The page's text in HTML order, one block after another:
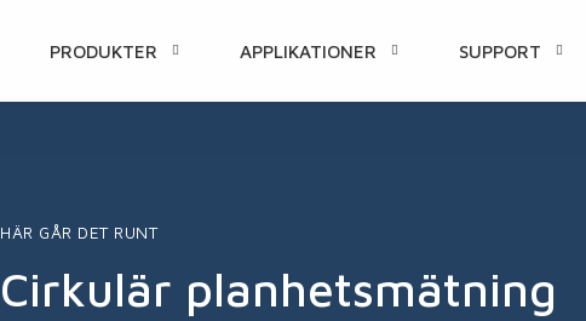
GÅ
TILL
PRODUKTER APPLIKATIONER SUPPORT
HÄR GÅR DET RUNT
Cirkulär planhetsmätning